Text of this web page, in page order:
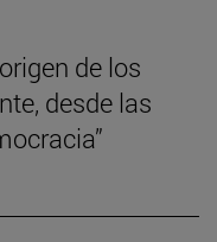
de los
desde las